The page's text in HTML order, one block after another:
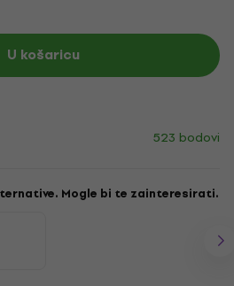
U košaricu
523 bodovi
Mogle bi te zainteresirati.